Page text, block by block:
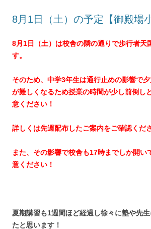
8月1日（土）の予定【御殿場
8月1日（土）は校舎の隣の通りで歩行者天
す。
そのため、中学3年生は通行止めの影響で
が難しくなるため授業の時間が少し前倒し
意ください！
詳しくは先週配布したご案内をご確認くださ
また、その影響で校舎も17時までしか開い
意ください！
夏期講習も1週間ほど経過し徐々に塾や先
たと思います！